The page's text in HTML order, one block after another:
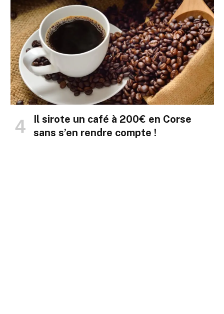
Il sirote un café à 200€ en Corse
sans s’en rendre compte !